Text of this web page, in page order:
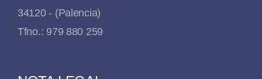
34120 - (Palencia)
Tfno.: 979 880 259